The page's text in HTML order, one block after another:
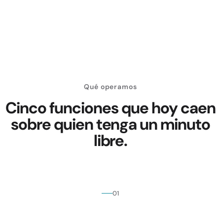
Qué operamos
Cinco funciones que hoy caen
sobre quien tenga un minuto
libre.
01